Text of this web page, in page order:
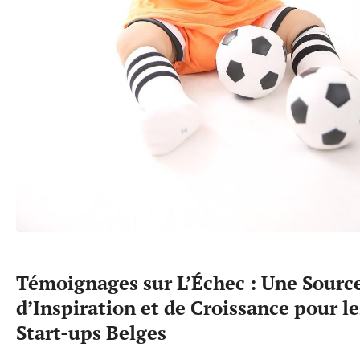
Témoignages sur L’Échec : Une
d’Inspiration et de Croissance pour
Start-ups Belges